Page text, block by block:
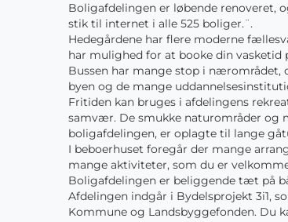
Boligafdelingen er løbende renoveret,
stik til internet i alle 525 boliger.¨.
Hedegårdene har flere moderne
har mulighed for at booke din vasketid
Bussen har mange stop i nærområdet,
byen og de mange
Fritiden kan bruges i afdelingens
samvær. De smukke naturområder
boligafdelingen, er oplagte til lange
I beboerhuset foregår der mange
mange aktiviteter, som du er
Boligafdelingen er beliggende tæt på
Afdelingen indgår i Bydelsprojekt 3i1,
Kommune og Landsbyggefonden. Du